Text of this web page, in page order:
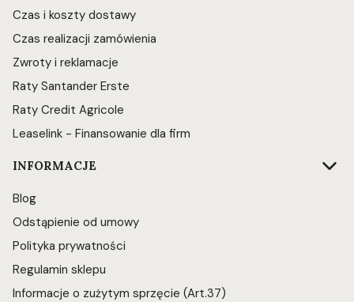
Czas i koszty dostawy
Czas realizacji zamówienia
Zwroty i reklamacje
Raty Santander Erste
Raty Credit Agricole
Leaselink - Finansowanie dla firm
INFORMACJE
Blog
Odstąpienie od umowy
Polityka prywatności
Regulamin sklepu
Informacje o zużytym sprzęcie (Art.37)